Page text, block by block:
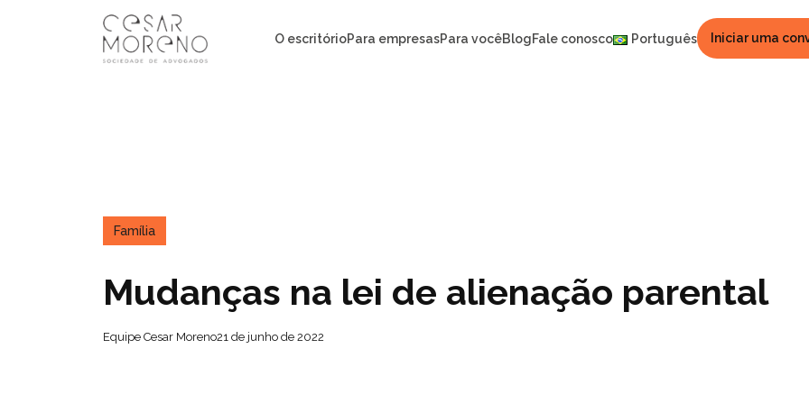
O escritórioPara empresasPara vocêBlogFale conosco Português Iniciar uma
Família
Mudanças na lei de alienação parental
Equipe Cesar Moreno21 de junho de 2022